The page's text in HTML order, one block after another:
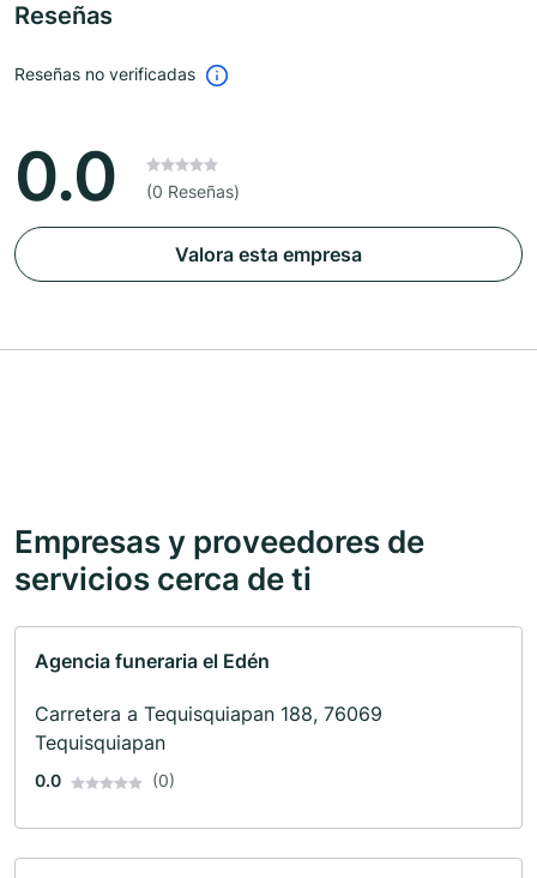
Reseñas
Reseñas no verificadas
0.0 (0 Reseñas)
Valora esta empresa
Empresas y proveedores de
servicios cerca de ti
Agencia funeraria el Edén
Carretera a Tequisquiapan 188, 76069
Tequisquiapan
0.0 (0)